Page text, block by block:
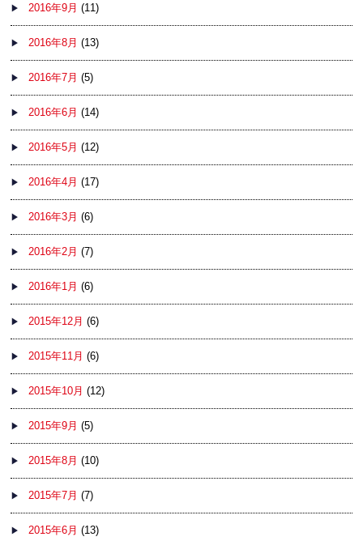
2016年9月 (11)
2016年8月 (13)
2016年7月 (5)
2016年6月 (14)
2016年5月 (12)
2016年4月 (17)
2016年3月 (6)
2016年2月 (7)
2016年1月 (6)
2015年12月 (6)
2015年11月 (6)
2015年10月 (12)
2015年9月 (5)
2015年8月 (10)
2015年7月 (7)
2015年6月 (13)